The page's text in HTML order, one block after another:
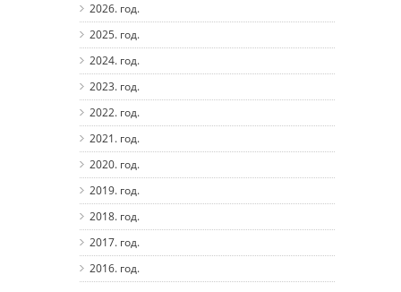
2026. год.
2025. год.
2024. год.
2023. год.
2022. год.
2021. год.
2020. год.
2019. год.
2018. год.
2017. год.
2016. год.